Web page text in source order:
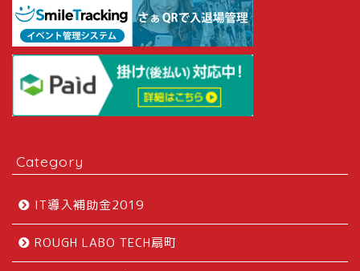
Category
IT導入補助金2019
ROUGH LABO TECH扇町